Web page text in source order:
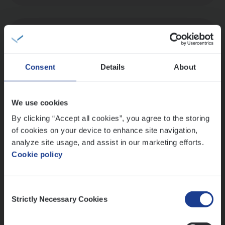
Consent Details About
We use cookies
By clicking “Accept all cookies”, you agree to the storing
of cookies on your device to enhance site navigation,
analyze site usage, and assist in our marketing efforts.
Cookie policy
Selection
Strictly Necessary Cookies
Dos­sier­be­heer­der Onder­ne­min­gen Van­b­
Insurance Operations
Mechelen
Dos­sier­be­heer­der Gewaar­borgd Inkomen
Insurance Operations
Antwerpen